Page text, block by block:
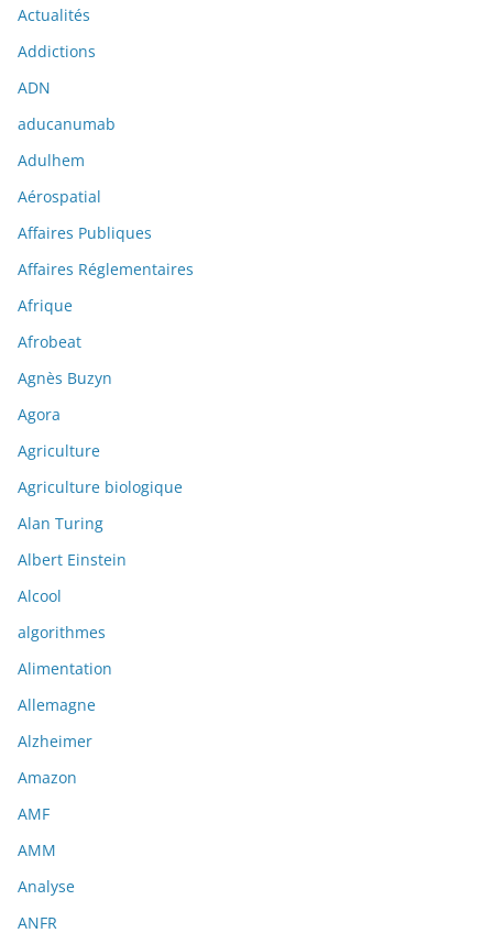
Actualités
Addictions
ADN
aducanumab
Adulhem
Aérospatial
Affaires Publiques
Affaires Réglementaires
Afrique
Afrobeat
Agnès Buzyn
Agora
Agriculture
Agriculture biologique
Alan Turing
Albert Einstein
Alcool
algorithmes
Alimentation
Allemagne
Alzheimer
Amazon
AMF
AMM
Analyse
ANFR